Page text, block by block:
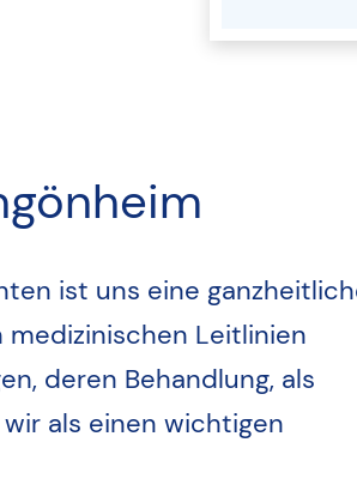
ist uns eine
Leitlinien
deren Behandlung, als
als einen wichtigen